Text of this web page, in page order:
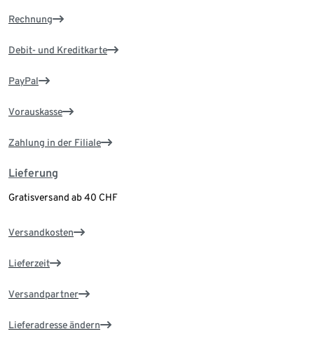
Rechnung
Debit- und Kreditkarte
PayPal
Vorauskasse
Zahlung in der Filiale
Lieferung
Gratisversand ab 40 CHF
Versandkosten
Lieferzeit
Versandpartner
Lieferadresse ändern